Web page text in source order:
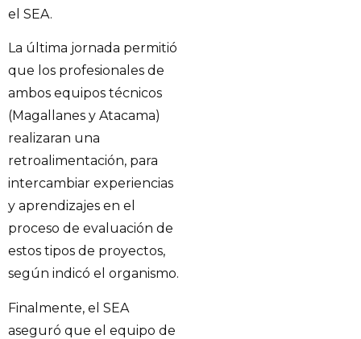
el SEA.
La última jornada permitió
que los profesionales de
ambos equipos técnicos
(Magallanes y Atacama)
realizaran una
retroalimentación, para
intercambiar experiencias
y aprendizajes en el
proceso de evaluación de
estos tipos de proyectos,
según indicó el organismo.
Finalmente, el SEA
aseguró que el equipo de